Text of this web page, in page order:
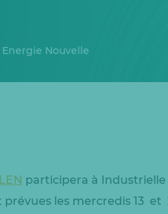
Nouvelle
LEN participera à
les mercredis 13 et